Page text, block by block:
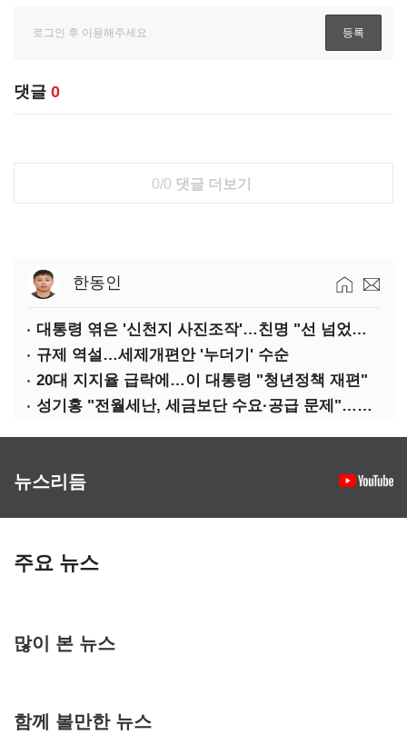
댓글 0
0/0 댓글 더보기
한동인
대통령 엮은 '신천지 사진조작'…친명 "선 넘었다" 격앙
규제 역설…세제개편안 '누더기' 수순
20대 지지율 급락에…이 대통령 "청년정책 재편"
성기홍 "전월세난, 세금보단 수요·공급 문제"…닥공 시사
뉴스리듬
주요 뉴스
많이 본 뉴스
함께 볼만한 뉴스